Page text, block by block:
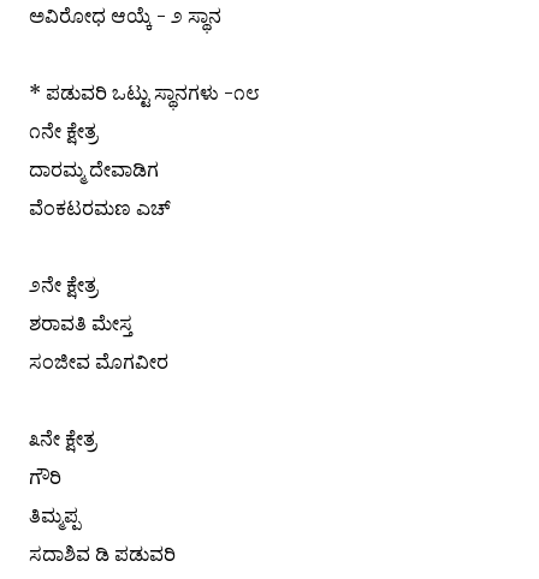
ಅವಿರೋಧ ಆಯ್ಕೆ - ೨ ಸ್ಥಾನ
* ಪಡುವರಿ ಒಟ್ಟು ಸ್ಥಾನಗಳು -೧೮
೧ನೇ ಕ್ಷೇತ್ರ
ದಾರಮ್ಮ ದೇವಾಡಿಗ
ವೆಂಕಟರಮಣ ಎಚ್
೨ನೇ ಕ್ಷೇತ್ರ
ಶರಾವತಿ ಮೇಸ್ತ
ಸಂಜೀವ ಮೊಗವೀರ
೩ನೇ ಕ್ಷೇತ್ರ
ಗೌರಿ
ತಿಮ್ಮಪ್ಪ
ಸದಾಶಿವ ಡಿ ಪಡುವರಿ